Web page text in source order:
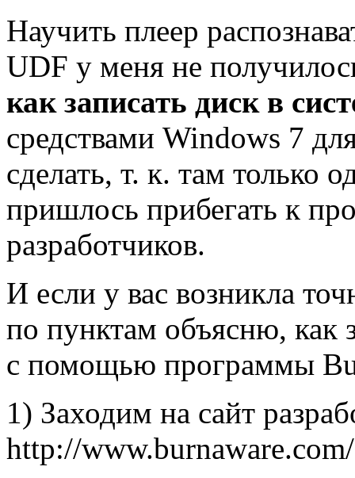
Научить плеер
UDF у меня не
как записать диск в
средствами Windows 7
сделать, т. к. там только
пришлось прибегать к
разработчиков.
И если у вас возникла
по пунктам объясню, как
с помощью программы
1) Заходим на сайт
http://